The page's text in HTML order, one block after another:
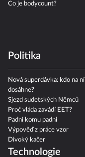
Co je bodycount?
Politika
Nová superdávka: kdo na ní
dosáhne?
Sjezd sudetských Němců
Proč vláda zavádí EET?
Padni komu padni
Výpověď z práce vzor
Divoký kačer
Technologie